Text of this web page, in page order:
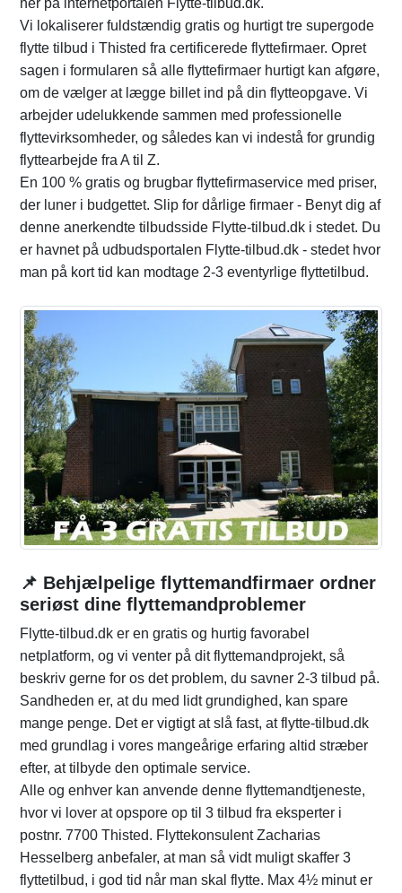
her på internetportalen Flytte-tilbud.dk.
Vi lokaliserer fuldstændig gratis og hurtigt tre supergode
flytte tilbud i Thisted fra certificerede flyttefirmaer. Opret
sagen i formularen så alle flyttefirmaer hurtigt kan afgøre,
om de vælger at lægge billet ind på din flytteopgave. Vi
arbejder udelukkende sammen med professionelle
flyttevirksomheder, og således kan vi indestå for grundig
flyttearbejde fra A til Z.
En 100 % gratis og brugbar flyttefirmaservice med priser,
der luner i budgettet. Slip for dårlige firmaer - Benyt dig af
denne anerkendte tilbudsside Flytte-tilbud.dk i stedet. Du
er havnet på udbudsportalen Flytte-tilbud.dk - stedet hvor
man på kort tid kan modtage 2-3 eventyrlige flyttetilbud.
📌 Behjælpelige flyttemandfirmaer ordner
seriøst dine flyttemandproblemer
Flytte-tilbud.dk er en gratis og hurtig favorabel
netplatform, og vi venter på dit flyttemandprojekt, så
beskriv gerne for os det problem, du savner 2-3 tilbud på.
Sandheden er, at du med lidt grundighed, kan spare
mange penge. Det er vigtigt at slå fast, at flytte-tilbud.dk
med grundlag i vores mangeårige erfaring altid stræber
efter, at tilbyde den optimale service.
Alle og enhver kan anvende denne flyttemandtjeneste,
hvor vi lover at opspore op til 3 tilbud fra eksperter i
postnr. 7700 Thisted. Flyttekonsulent Zacharias
Hesselberg anbefaler, at man så vidt muligt skaffer 3
flyttetilbud, i god tid når man skal flytte. Max 4½ minut er